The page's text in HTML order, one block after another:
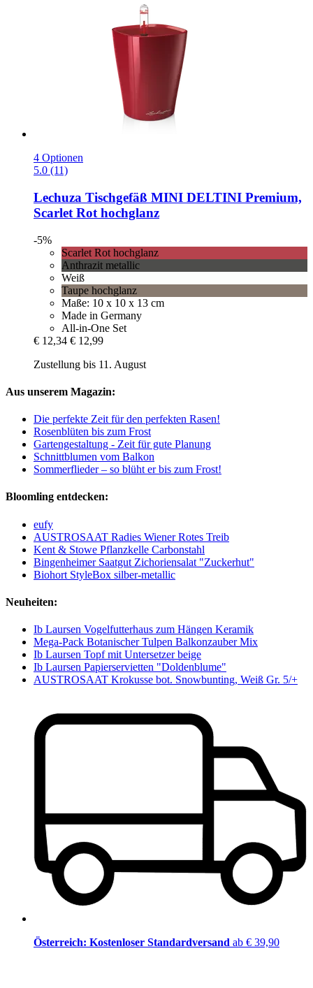
4 Optionen
5.0 (11)
Lechuza Tischgefäß MINI DELTINI Premium,
Scarlet Rot hochglanz
-5%
Scarlet Rot hochglanz
Anthrazit metallic
Weiß
Taupe hochglanz
Maße: 10 x 10 x 13 cm
Made in Germany
All-in-One Set
€ 12,34 € 12,99
Zustellung bis 11. August
Aus unserem Magazin:
Die perfekte Zeit für den perfekten Rasen!
Rosenblüten bis zum Frost
Gartengestaltung - Zeit für gute Planung
Schnittblumen vom Balkon
Sommerflieder – so blüht er bis zum Frost!
Bloomling entdecken:
eufy
AUSTROSAAT Radies Wiener Rotes Treib
Kent & Stowe Pflanzkelle Carbonstahl
Bingenheimer Saatgut Zichoriensalat "Zuckerhut"
Biohort StyleBox silber-metallic
Neuheiten:
Ib Laursen Vogelfutterhaus zum Hängen Keramik
Mega-Pack Botanischer Tulpen Balkonzauber Mix
Ib Laursen Topf mit Untersetzer beige
Ib Laursen Papierservietten "Doldenblume"
AUSTROSAAT Krokusse bot. Snowbunting, Weiß Gr. 5/+
Österreich: Kostenloser Standardversand ab € 39,90